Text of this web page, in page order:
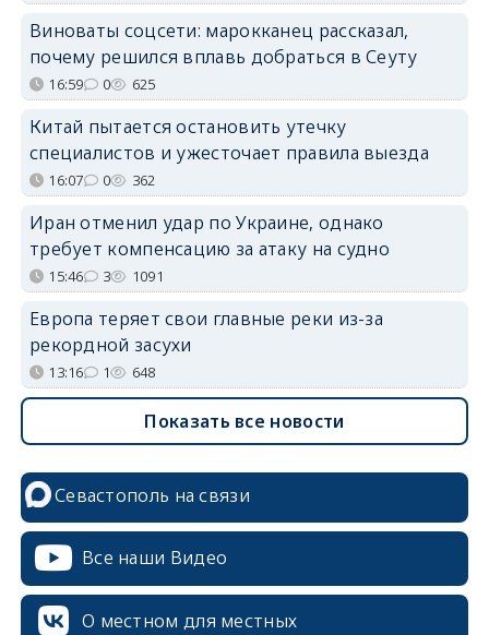
Виноваты соцсети: марокканец рассказал,
почему решился вплавь добраться в Сеуту
16:59 0 625
Китай пытается остановить утечку
специалистов и ужесточает правила выезда
16:07 0 362
Иран отменил удар по Украине, однако
требует компенсацию за атаку на судно
15:46 3 1091
Европа теряет свои главные реки из-за
рекордной засухи
13:16 1 648
Показать все новости
Севастополь на связи
Все наши Видео
О местном для местных